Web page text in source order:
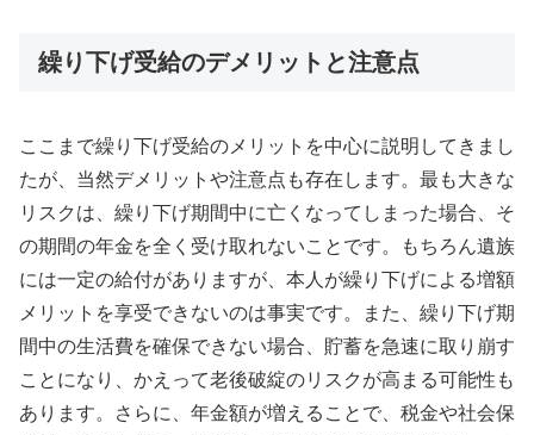
繰り下げ受給のデメリットと注意点
ここまで繰り下げ受給のメリットを中心に説明してきまし
たが、当然デメリットや注意点も存在します。最も大きな
リスクは、繰り下げ期間中に亡くなってしまった場合、そ
の期間の年金を全く受け取れないことです。もちろん遺族
には一定の給付がありますが、本人が繰り下げによる増額
メリットを享受できないのは事実です。また、繰り下げ期
間中の生活費を確保できない場合、貯蓄を急速に取り崩す
ことになり、かえって老後破綻のリスクが高まる可能性も
あります。さらに、年金額が増えることで、税金や社会保